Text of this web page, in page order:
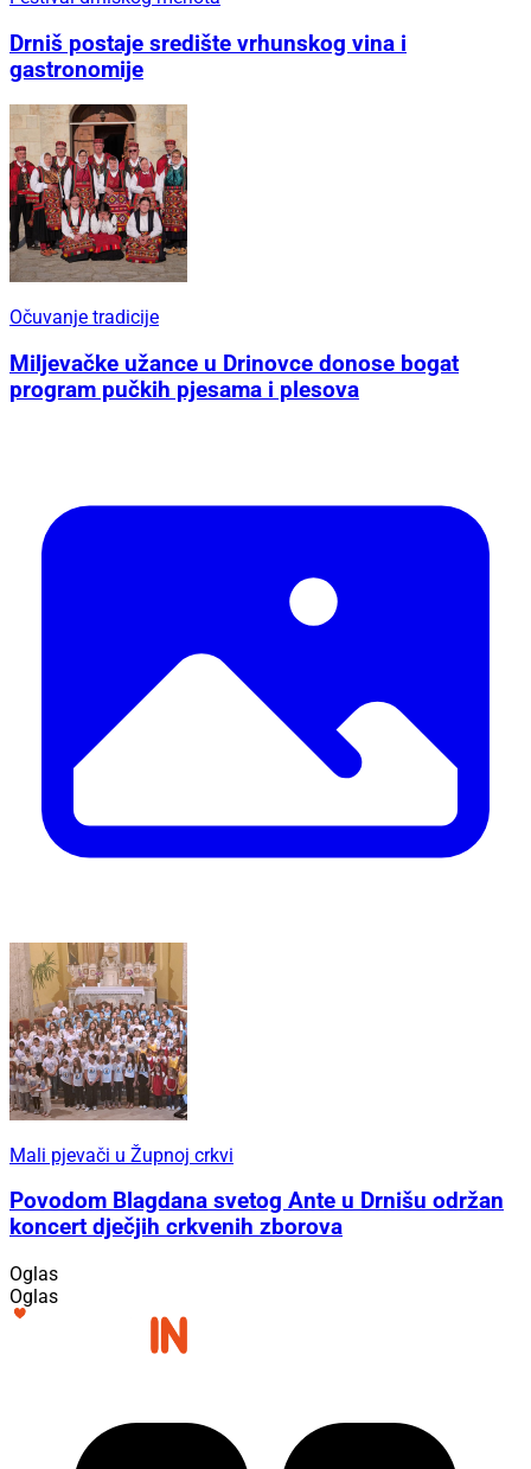
Drniš postaje središte vrhunskog vina i
gastronomije
Očuvanje tradicije
Miljevačke užance u Drinovce donose bogat
program pučkih pjesama i plesova
Mali pjevači u Župnoj crkvi
Povodom Blagdana svetog Ante u Drnišu održan
koncert dječjih crkvenih zborova
Oglas
Oglas